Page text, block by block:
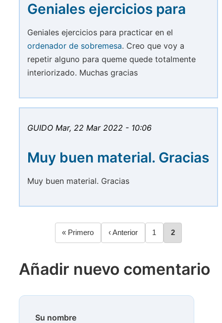
Geniales ejercicios para
Geniales ejercicios para practicar en el
ordenador de sobremesa. Creo que voy a
repetir alguno para queme quede totalmente
interiorizado. Muchas gracias
GUIDO Mar, 22 Mar 2022 - 10:06
Muy buen material. Gracias
Muy buen material. Gracias
Paginación
Primera
página
« Primero
Página
anterior
‹ Anterior Página
1 Página
2
Añadir nuevo comentario
Su nombre